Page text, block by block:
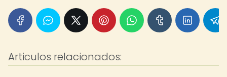
Articulos relacionados: